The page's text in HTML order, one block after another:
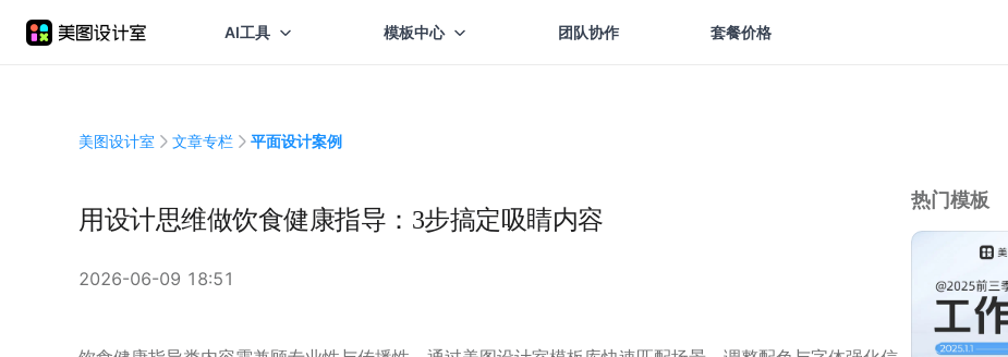
AI工具 模板中心 团队协作 套餐价格
美图设计室 文章专栏 平面设计案例
用设计思维做饮食健康指导：3步搞定吸睛内容
2026-06-09 18:51
热门模板